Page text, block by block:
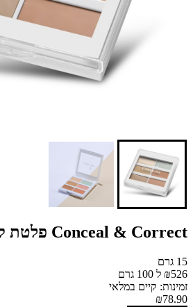
Conceal & Correct פלטת קונסילרים
15 גרם
₪526 ל 100 גרם
זמינות: קיים במלאי
₪78.90